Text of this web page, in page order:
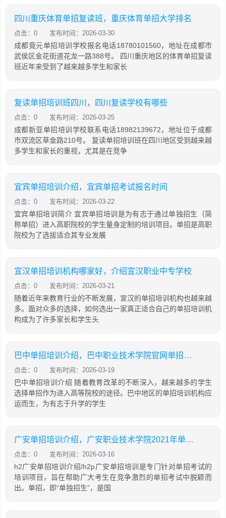
四川重庆体育单招复读班，重庆体育单招大学排名
点击：0 发布时间：2026-03-30
成都竟元单招培训学校报名电话18780101560，地址在成都市
武侯区金花街道花龙一路388号。 四川重庆地区的体育单招复读
班近年来受到了越来越多学生和家长
复读单招培训班四川，四川复读学校有哪些
点击：0 发布时间：2026-03-25
成都新亚单招培训学校联系电话18982139672，地址位于成都
市双流区草金路210号。 复读单招培训班在四川地区受到越来越
多学生和家长的重视，尤其是在竞争
宜宾单招培训介绍，宜宾单招考试报名时间
点击：0 发布时间：2026-03-22
宜宾单招培训简介 宜宾单招培训是为有志于通过单独招生（简
称单招）进入高职院校的学生量身定制的培训项目。单招是高职
院校为了选拔适合其专业发展
宣汉单招培训机构哪家好，介绍宣汉职业中专学校
点击：0 发布时间：2026-03-21
随着近年来教育行业的不断发展，宣汉的单招培训机构也越来越
多。面对众多的选择，如何选出一家真正适合自己的单招培训机
构成为了许多家长和学生头
巴中单招培训介绍，巴中职业技术学院官网单招成绩查询
点击：0 发布时间：2026-03-19
巴中单招培训介绍 随着教育改革的不断深入，越来越多的学生
选择单招作为进入高等院校的途径。巴中地区的单招培训机构应
运而生，为有志于升学的学生
广安单招培训介绍，广安职业技术学院2021年单招技能考试大纲
点击：0 发布时间：2026-03-16
h2广安单招培训介绍/h2p广安单招培训是专门针对单招考试的
培训项目，旨在帮助广大考生在竞争激烈的单招考试中脱颖而
出。单招，即“单独招生”，是国